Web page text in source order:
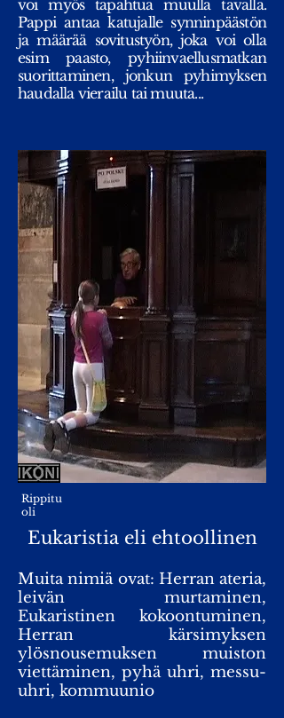
voi myös tapahtua muulla tavalla.
Pappi antaa katujalle synninpäästön
ja määrää sovitustyön, joka voi olla
esim paasto, pyhiinvaellusmatkan
suorittaminen, jonkun pyhimyksen
haudalla vierailu tai muuta...
Rippitu
oli
Eukaristia eli ehtoollinen
Muita nimiä ovat: Herran ateria,
leivän murtaminen,
Eukaristinen kokoontuminen,
Herran kärsimyksen
ylösnousemuksen muiston
viettäminen, pyhä uhri, messu-
uhri, kommuunio